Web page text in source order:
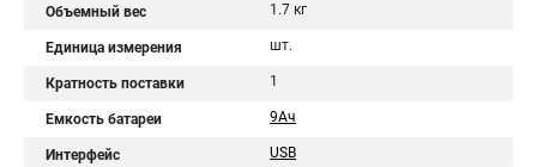
Объемный вес 1.7 кг
Единица измерения шт.
Кратность поставки 1
Емкость батареи 9Aч
Интерфейс USB